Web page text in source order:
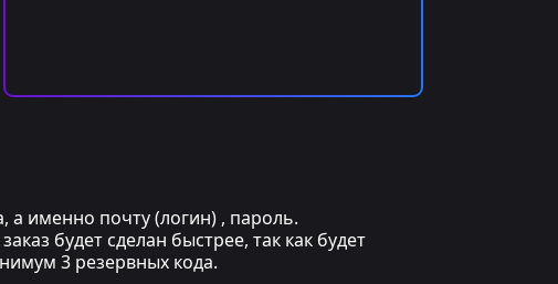
а именно почту (логин) , пароль.
будет сделан быстрее, так как будет
3 резервных кода.